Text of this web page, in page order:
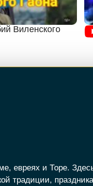
Виленского
евреях и Торе.
традиции,